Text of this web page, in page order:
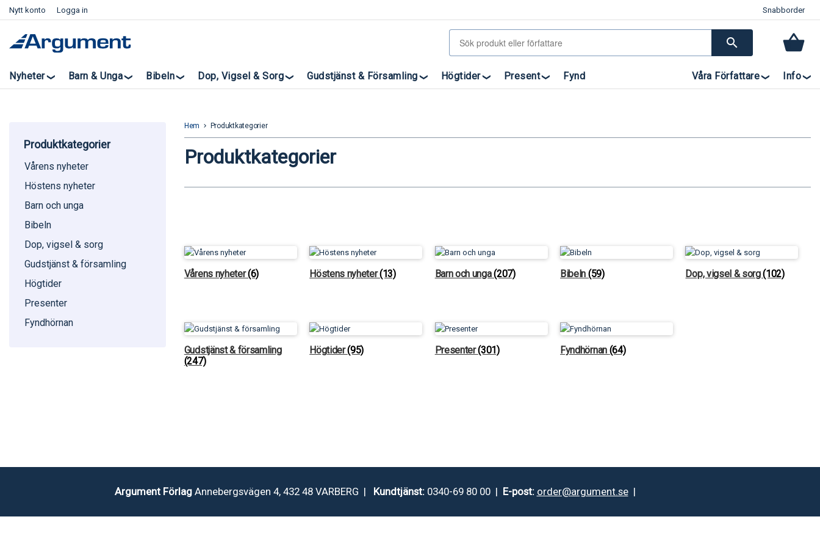
Nytt konto Logga in Snabborder
search
Nyheter Barn & Unga Bibeln Dop, Vigsel & Sorg Gudstjänst & Församling Högtider Present Fynd Våra Författare Info
Hem keyboard_arrow_right Produktkategorier
Produktkategorier
Vårens nyheter(6) Höstens nyheter(13) Barn och unga(207) Bibeln (59) Dop, vigsel & sorg(102)
Gudstjänst & församling
(247)
Högtider(95) Presenter(301) Fyndhörnan (64)
Produktkategorier
Vårens nyheter
Höstens nyheter
Barn och unga
Bibeln
Dop, vigsel & sorg
Gudstjänst & församling
Högtider
Presenter
Fyndhörnan
Argument FörlagAnnebergsvägen 4, 432 48 VARBERG | Kundtjänst:0340-69 80 00 | E-post: order@argument.se|